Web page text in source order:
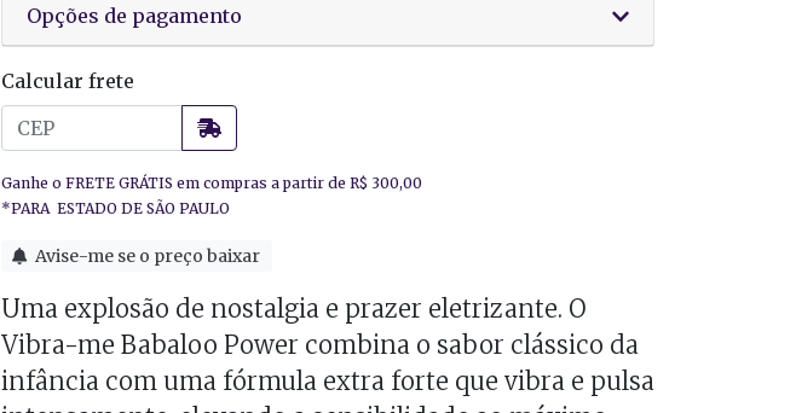
Opções de pagamento
Calcular frete
Avise-me se o preço baixar
Uma explosão de nostalgia e prazer eletrizante. O
Vibra-me Babaloo Power combina o sabor clássico da
infância com uma fórmula extra forte que vibra e pulsa